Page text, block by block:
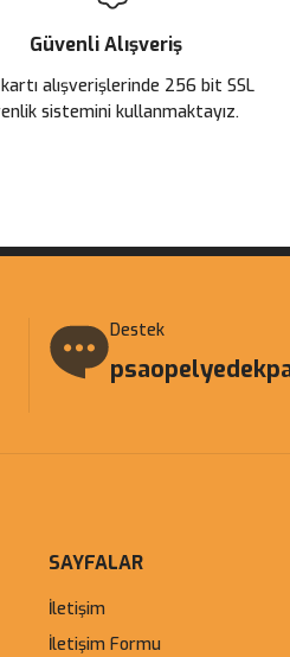
Güvenli Alışveriş
alışverişlerinde 256 bit SSL
sistemini kullanmaktayız.
Destek
SAYFALAR
İletişim
İletişim Formu